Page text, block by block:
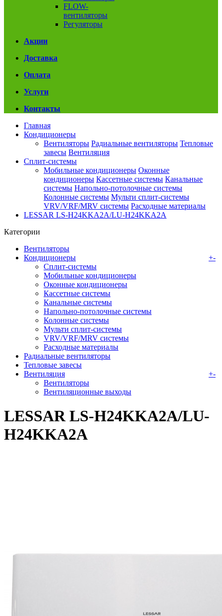
FLOW-
вентиляторы
Регуляторы
Акции
Доставка
Оплата
Услуги
Контакты
Главная
Кондиционеры
Вентиляторы Радиальные вентиляторы Тепловые
завесы Вентиляция
Сплит-системы
Мобильные кондиционеры Оконные
кондиционеры Кассетные системы Канальные
системы Напольно-потолочные системы
Колонные системы Мульти сплит-системы
VRV/VRF/MRV системы Расходные материалы
LESSAR LS-H24KKA2A/LU-H24KKA2A
Категории
Вентиляторы
Кондиционеры
+-
Сплит-системы
Мобильные кондиционеры
Оконные кондиционеры
Кассетные системы
Канальные системы
Напольно-потолочные системы
Колонные системы
Мульти сплит-системы
VRV/VRF/MRV системы
Расходные материалы
Радиальные вентиляторы
Тепловые завесы
Вентиляция
+-
Вентиляторы
Вентиляционные выходы
LESSAR LS-H24KKA2A/LU-
H24KKA2A